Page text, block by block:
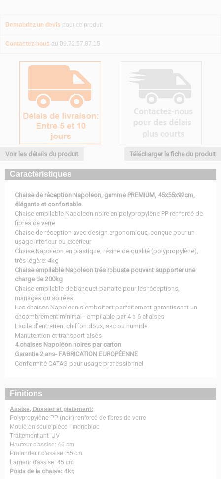
Demandez un devis pour ce produit
Contactez-nous au 09.72.57.87.15
Voir les détails du produit Télécharger la fiche du produit
Caractéristiques
Chaise de réception Napoleon, gamme PREMIUM, 45x55x92cm,
élégante et confortable
Chaise empilable Napoleon noire en polypropylène PP renforcé de
fibres de verre
Chaise de réception avec design ergonomique, conçue pour un
usage intérieur ou extérieur
Chaise Napoléon en plastique, résine de qualité (polypropylène),
très légère: 4kg
Chaise empilable Napoleon trés robuste pouvant supporter une
charge de 200kg
Chaise empilable de banquet parfaite pour les réceptions,
mariages ou soirées
Les chaises Napoleon s'emboitent parfaitement garantissant un
encombrement minimal - empilable par 4 à 6 chaises
Facile d'entretien: chiffon doux, sec ou humide
Manutention et transport aisés
4 chaises Napoléon noires par carton
Garantie 2 ans- FABRICATION EUROPÉENNE
Conformité CATAS pour usage professionnel
Finitions
Assise, Dossier et pietement:
Polypropylène PP (noir) renforcé de fibres de verre
Moulé en seule pièce - monobloc
Traitement anti UV
Hauteur d'assise: 46 cm
Profondeur d'assise: 55 cm
Largeur d'assise: 45 cm
Poids de la chaise: 4kg